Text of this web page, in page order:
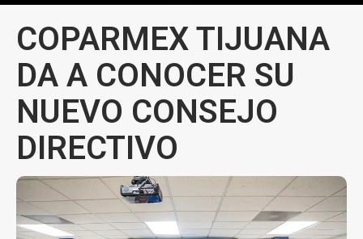
COPARMEX TIJUANA
DA A CONOCER SU
NUEVO CONSEJO
DIRECTIVO